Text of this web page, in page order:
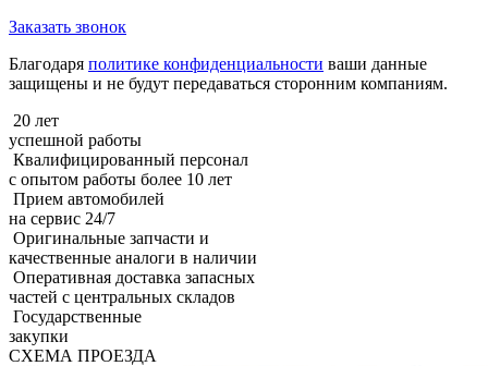
Заказать звонок
Благодаря политике конфиденциальности ваши данные
защищены и не будут передаваться сторонним компаниям.
20 лет
успешной работы
Квалифицированный персонал
с опытом работы более 10 лет
Прием автомобилей
на сервис 24/7
Оригинальные запчасти и
качественные аналоги в наличии
Оперативная доставка запасных
частей с центральных складов
Государственные
закупки
СХЕМА ПРОЕЗДА